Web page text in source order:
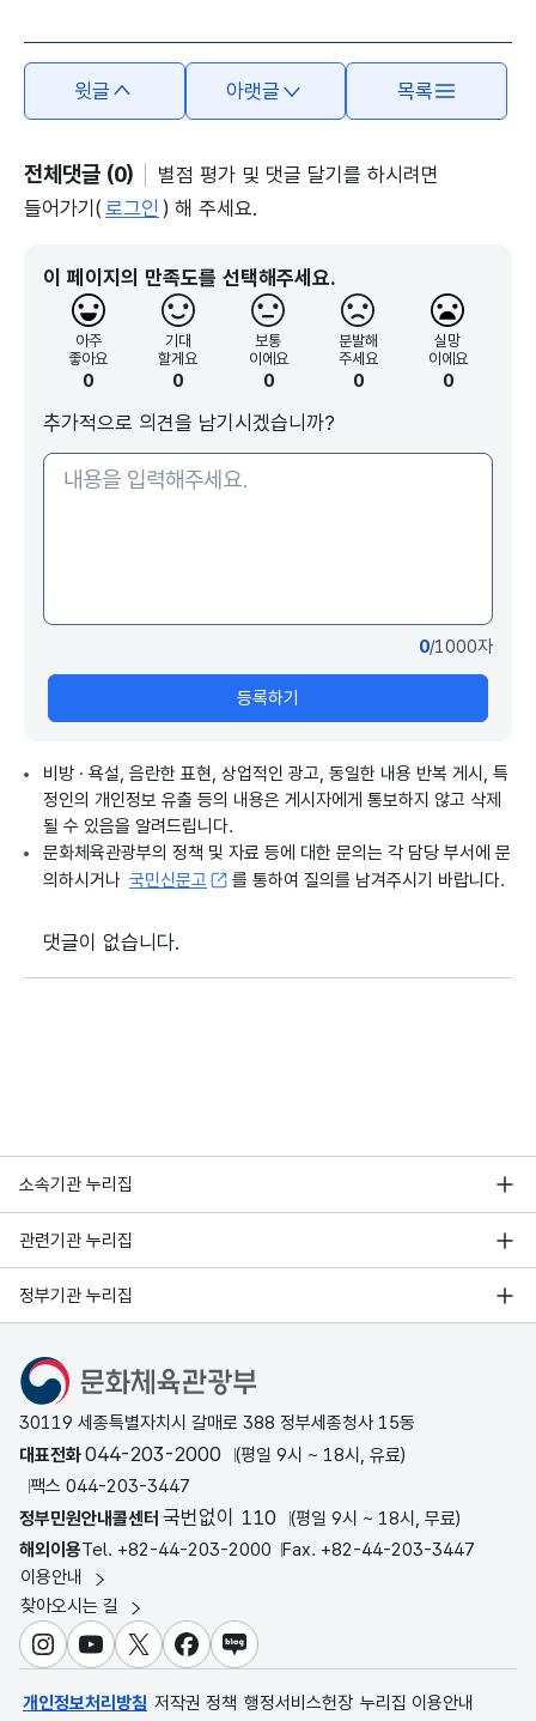
윗글 아랫글 목록
전체댓글 (0)
별점 평가 및 댓글 달기를 하시려면
들어가기( 로그인 ) 해 주세요.
이 페이지의 만족도를 선택해주세요.
아주
좋아요
0
기대
할게요
0
보통
이에요
0
분발해
주세요
0
실망
이에요
0
추가적으로 의견을 남기시겠습니까?
0/1000자
등록하기
비방 · 욕설, 음란한 표현, 상업적인 광고, 동일한 내용 반복 게시, 특
정인의 개인정보 유출 등의 내용은 게시자에게 통보하지 않고 삭제
될 수 있음을 알려드립니다.
문화체육관광부의 정책 및 자료 등에 대한 문의는 각 담당 부서에 문
의하시거나 국민신문고 를 통하여 질의를 남겨주시기 바랍니다.
댓글이 없습니다.
소속기관 누리집
관련기관 누리집
정부기관 누리집
문화체육관광부
30119 세종특별자치시 갈매로 388 정부세종청사 15동
대표전화044-203-2000
(평일 9시 ~ 18시, 유료)
팩스 044-203-3447
정부민원안내콜센터 국번없이 110
(평일 9시 ~ 18시, 무료)
해외이용Tel. +82-44-203-2000 Fax. +82-44-203-3447
이용안내
찾아오시는 길
인스타그램
유튜브X 페이스북
블로그
개인정보처리방침 저작권 정책 행정서비스헌장 누리집 이용안내